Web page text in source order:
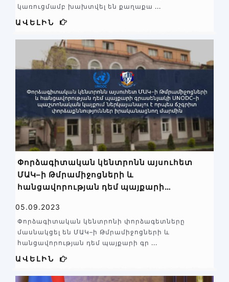
կառուցմամբ խախտվել են քաղաքա ...
ԱՎԵԼԻՆ
Փորձագիտական կենտրոնն այսուհետ
ՄԱԿ–ի Թմրամիջոցների և
հանցավորության դեմ պայքարի
կայքում ներկայանալու է որպես ճշգրիտ
փորձաքննություններ իրականացնող
մարմին
05.09.2023
Փորձագիտական կենտրոնի փորձագետները
մասնակցել են ՄԱԿ–ի Թմրամիջոցների և
հանցավորության դեմ պայքարի գր ...
ԱՎԵԼԻՆ